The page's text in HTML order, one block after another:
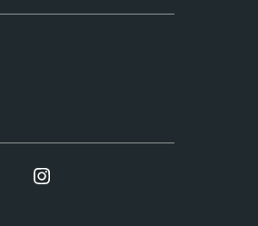
Facebook